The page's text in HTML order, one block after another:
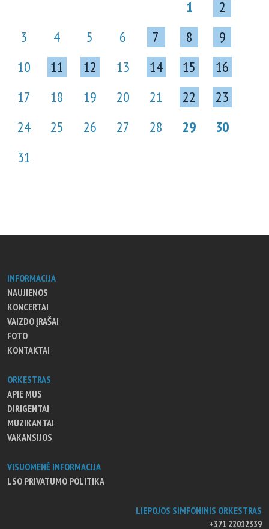
1
2
3
4 5 6 7 8
9
10
11 12 13 14 15
16
17
18 19 20 21 22
23
24
25 26 27 28 29
30
31
INFORMACIJA
NAUJIENOS
KONCERTAI
VAIZDO ĮRAŠAI
FOTO
KONTAKTAI
ORKESTRAS
APIE MUS
DIRIGENTAI
MUZIKANTAI
VAKANSIJOS
VISUOMENĖ INFORMACIJA
LSO PRIVATUMO POLITIKA
LIEPOJOS SIMFONINIS ORKESTRAS
+371 22012339